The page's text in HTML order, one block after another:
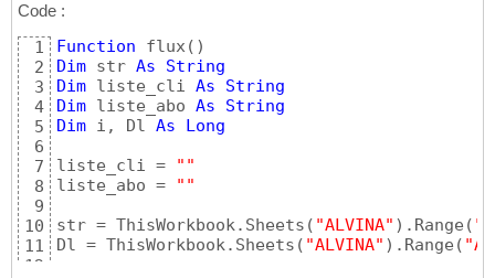
Code :
1
2
3
4
5
6
7
8
9
10
11
12
Function flux( )
Dim str As
String
Dim liste_cli As
String
Dim liste_abo As
String
Dim i, Dl As
Long
liste_cli =
""
liste_abo =
""
str = ThisWorkbook.Sheets ( "ALVINA" ) .Range (
Dl = ThisWorkbook.Sheets ( "ALVINA" ) .Range ( "A"